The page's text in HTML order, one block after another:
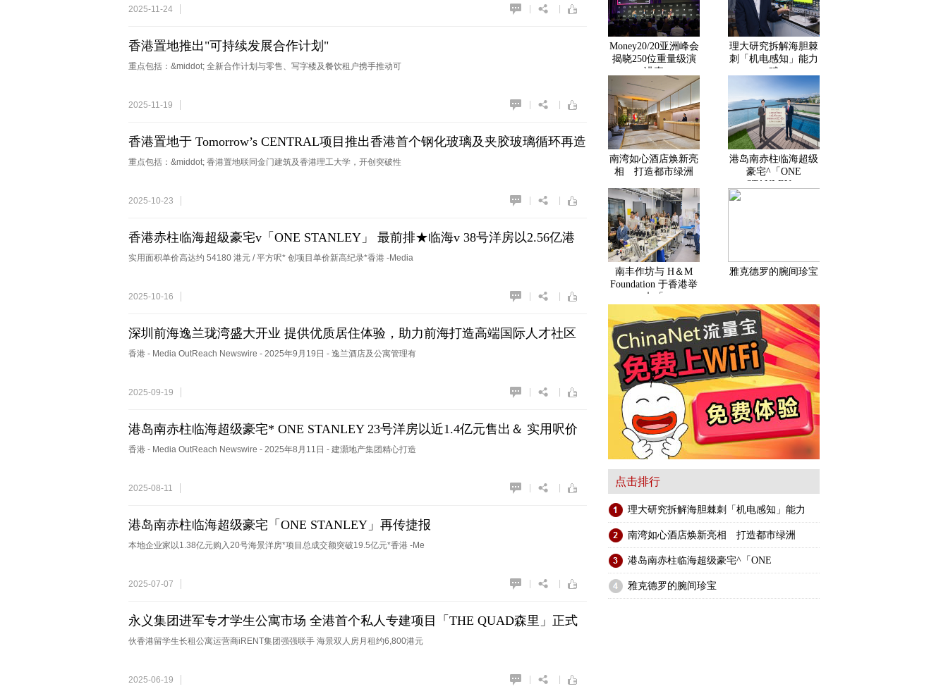
2025-11-24
香港置地推出"可持续发展合作计划"
重点包括：&middot; 全新合作计划与零售、写字楼及餐饮租户携手推动可
2025-11-19
香港置地于 Tomorrow’s CENTRAL项目推出香港首个钢化玻璃及夹胶玻璃循环再造
方案
重点包括：&middot; 香港置地联同金门建筑及香港理工大学，开创突破性
2025-10-23
香港赤柱临海超級豪宅v「ONE STANLEY」 最前排★临海v 38号洋房以2.56亿港
元*成交
实用面积单价高达约 54180 港元 / 平方呎* 创项目单价新高纪录*香港 -Media
2025-10-16
深圳前海逸兰珑湾盛大开业 提供优质居住体验，助力前海打造高端国际人才社区
香港 - Media OutReach Newswire - 2025年9月19日 - 逸兰酒店及公寓管理有
2025-09-19
港岛南赤柱临海超级豪宅* ONE STANLEY 23号洋房以近1.4亿元售出＆ 实用呎价
高达42,267元＆ 项目总成交金额突破20亿元＆
香港 - Media OutReach Newswire - 2025年8月11日 - 建灝地产集团精心打造
2025-08-11
港岛南赤柱临海超级豪宅「ONE STANLEY」再传捷报
本地企业家以1.38亿元购入20号海景洋房*项目总成交额突破19.5亿元*香港 -Me
2025-07-07
永义集团进军专才学生公寓市场 全港首个私人专建项目「THE QUAD森里」正式
招租
伙香港留学生长租公寓运营商iRENT集团强强联手 海景双人房月租约6,800港元
2025-06-19
Money20/20亚洲峰会
揭晓250位重量级演
讲嘉
理大研究拆解海胆棘
刺「机电感知」能力
赋
南湾如心酒店焕新亮
相 打造都市绿洲
港岛南赤柱临海超级
豪宅^「ONE
STANLEY」
南丰作坊与 H＆M
Foundation 于香港举
办「
雅克德罗的腕间珍宝
点击排行
理大研究拆解海胆棘刺「机电感知」能力
南湾如心酒店焕新亮相 打造都市绿洲
港岛南赤柱临海超级豪宅^「ONE
STANLEY」
雅克德罗的腕间珍宝